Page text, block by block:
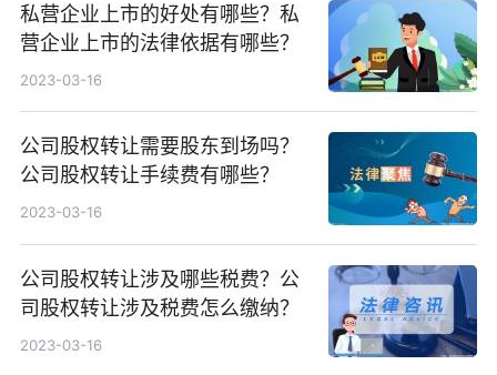
私营企业上市的好处有哪些？私
营企业上市的法律依据有哪些？
2023-03-16
公司股权转让需要股东到场吗？
公司股权转让手续费有哪些？
2023-03-16
公司股权转让涉及哪些税费？公
司股权转让涉及税费怎么缴纳？
2023-03-16